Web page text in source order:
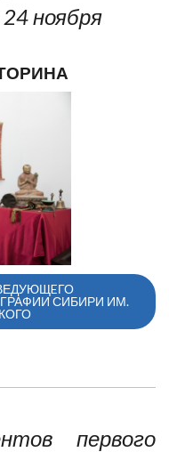
ноября
СИБИРИ ИМ.
первого